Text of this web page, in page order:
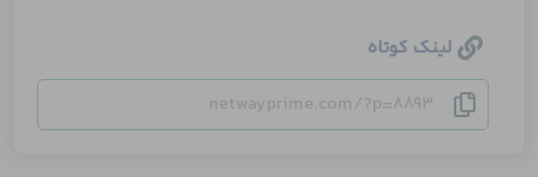
لینک کوتاه
netwayprime.com/?p=8893